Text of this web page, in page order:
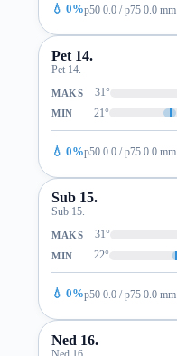
💧 0%p50 0.0 / p75 0.0 mm
Pet 14.
Pet 14.
MAKS 31°
MIN 21°
💧 0%p50 0.0 / p75 0.0 mm
Sub 15.
Sub 15.
MAKS 31°
MIN 22°
💧 0%p50 0.0 / p75 0.0 mm
Ned 16.